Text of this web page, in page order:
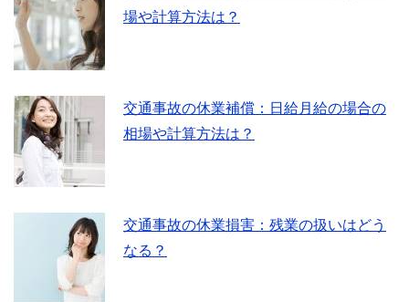
場や計算方法は？
交通事故の休業補償：日給月給の場合の
相場や計算方法は？
交通事故の休業損害：残業の扱いはどう
なる？